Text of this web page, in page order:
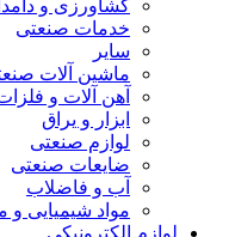
کشاورزی و
خدمات صنعتی
سایر
ماشین آلات
آهن آلات و
ابزار و یراق
لوازم صنعتی
ضایعات صنعتی
آب و فاضلاب
مواد شیمیایی و